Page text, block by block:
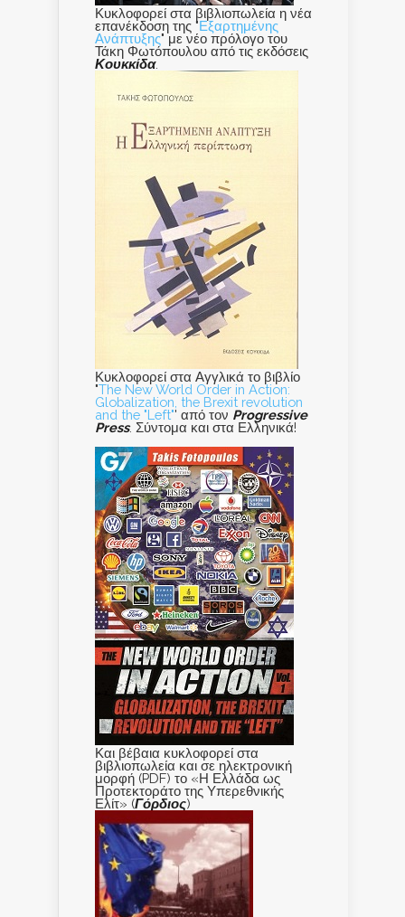
Κυκλοφορεί στα βιβλιοπωλεία η νέα
επανέκδοση της "Εξαρτημένης
Ανάπτυξης" με νέο πρόλογο του
Τάκη Φωτόπουλου από τις εκδόσεις
Κουκκίδα.
Κυκλοφορεί στα Αγγλικά το βιβλίο
"The New World Order in Action:
Globalization, the Brexit revolution
and the "Left"' από τον Progressive
Press. Σύντομα και στα Ελληνικά!
Και βέβαια κυκλοφορεί στα
βιβλιοπωλεία και σε ηλεκτρονική
μορφή (PDF) το «Η Ελλάδα ως
Προτεκτοράτο της Υπερεθνικής
Ελίτ» (Γόρδιος)